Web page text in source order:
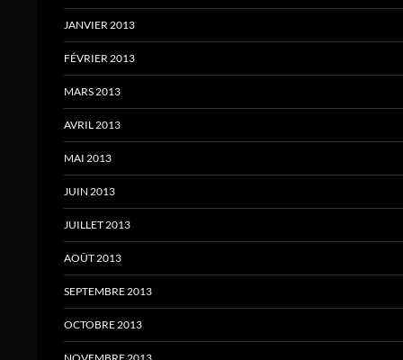
JANVIER 2013
FÉVRIER 2013
MARS 2013
AVRIL 2013
MAI 2013
JUIN 2013
JUILLET 2013
AOÛT 2013
SEPTEMBRE 2013
OCTOBRE 2013